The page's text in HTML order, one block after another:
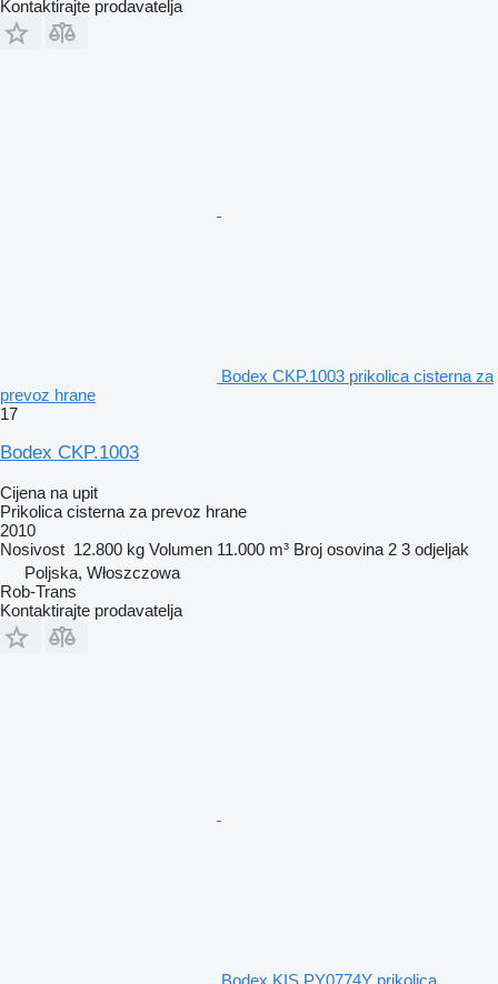
Kontaktirajte prodavatelja
Bodex CKP.1003 prikolica cisterna za
prevoz hrane
17
Bodex CKP.1003
Cijena na upit
Prikolica cisterna za prevoz hrane
2010
Nosivost 12.800 kg Volumen 11.000 m³ Broj osovina 2 3 odjeljak
Poljska, Włoszczowa
Rob-Trans
Kontaktirajte prodavatelja